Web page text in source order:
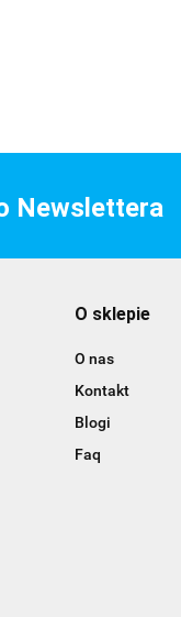
Newslettera
O sklepie
O nas
Kontakt
Blogi
Faq